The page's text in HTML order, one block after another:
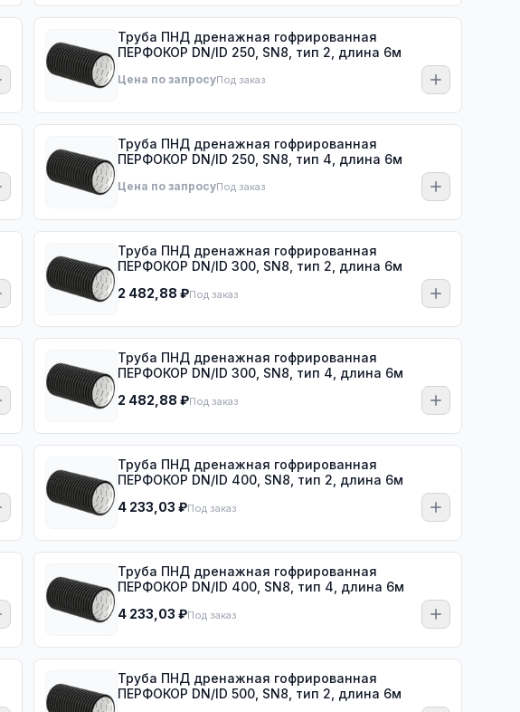
Труба ПНД дренажная гофрированная
ПЕРФОКОР DN/ID 250, SN8, тип 2, длина 6м
Цена по запросуПод заказ
Труба ПНД дренажная гофрированная
ПЕРФОКОР DN/ID 250, SN8, тип 4, длина 6м
Цена по запросуПод заказ
Труба ПНД дренажная гофрированная
ПЕРФОКОР DN/ID 300, SN8, тип 2, длина 6м
2 482,88 ₽Под заказ
Труба ПНД дренажная гофрированная
ПЕРФОКОР DN/ID 300, SN8, тип 4, длина 6м
2 482,88 ₽Под заказ
Труба ПНД дренажная гофрированная
ПЕРФОКОР DN/ID 400, SN8, тип 2, длина 6м
4 233,03 ₽Под заказ
Труба ПНД дренажная гофрированная
ПЕРФОКОР DN/ID 400, SN8, тип 4, длина 6м
4 233,03 ₽Под заказ
Труба ПНД дренажная гофрированная
ПЕРФОКОР DN/ID 500, SN8, тип 2, длина 6м